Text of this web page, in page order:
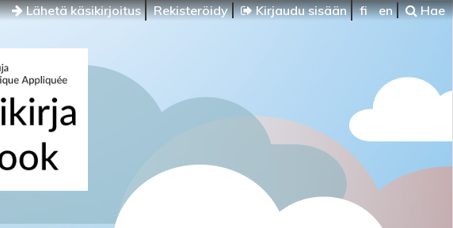
Lähetä käsikirjoitus Rekisteröidy Kirjaudu sisään fi en Hae